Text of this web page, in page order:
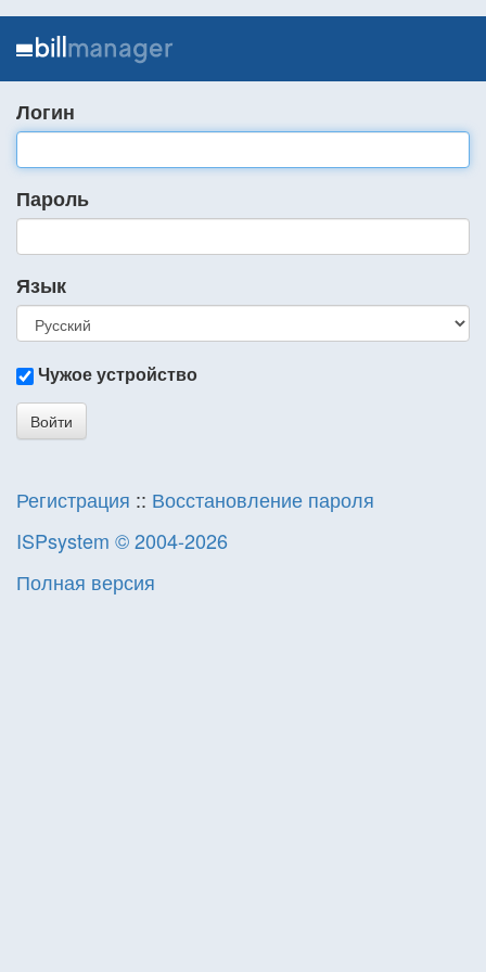
Логин
Пароль
Язык
Чужое устройство
Регистрация :: Восстановление пароля
ISPsystem © 2004-2026
Полная версия